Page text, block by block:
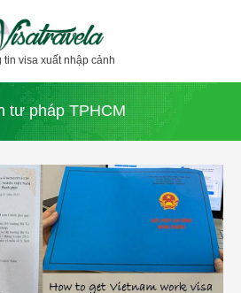
tin visa xuất nhập cảnh
tư pháp TPHCM